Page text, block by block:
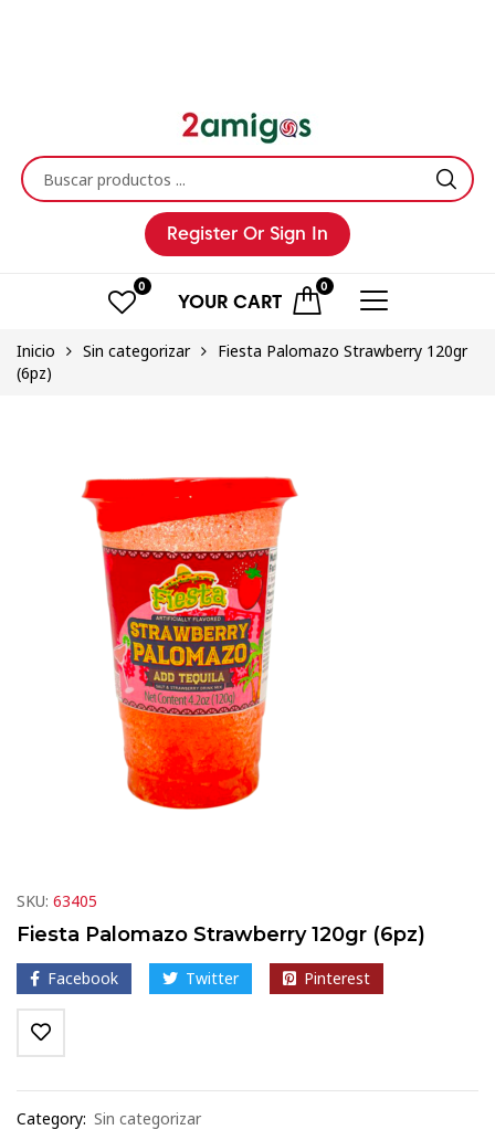
Register Or Sign In
0 0
YOUR CART
Inicio Sin categorizar
Fiesta Palomazo Strawberry 120gr
(6pz)
SKU: 63405
Fiesta Palomazo Strawberry 120gr (6pz)
Facebook Twitter Pinterest
Category: Sin categorizar